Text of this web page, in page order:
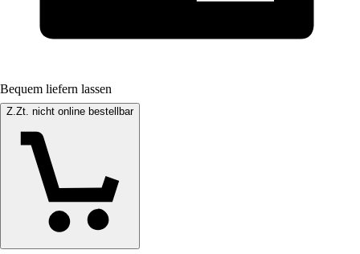
Bequem liefern lassen
Z.Zt. nicht online bestellbar